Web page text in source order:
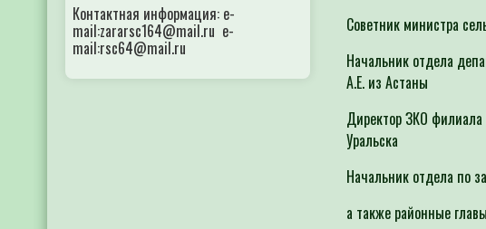
Контактная информация: e-
mail:zararsc164@mail.ru e-
mail:rsc64@mail.ru
Советник министра
Начальник отдела
А.Е. из Астаны
Директор ЗКО
Уральска
Начальник отдела по
а также районные